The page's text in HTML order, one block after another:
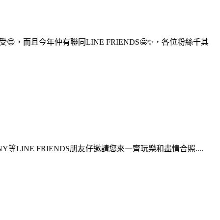
😍，而且今年仲有聯同LINE FRIENDS🤩✨，各位粉絲千其
等LINE FRIENDS朋友仔邀請您來一齊玩樂和盡情合照....